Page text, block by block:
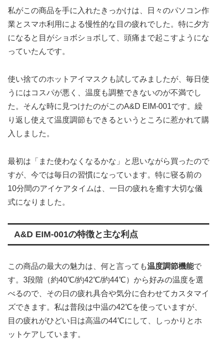
私がこの商品を手に入れたきっかけは、日々のパソコン作
業とスマホ利用による慢性的な目の疲れでした。特に夕方
になると目がショボショボして、頭痛まで起こすようにな
っていたんです。
使い捨てのホットアイマスクも試してみましたが、毎日使
うにはコスパが悪く、温度も調整できないのが不満でし
た。そんな時に見つけたのがこのA&D EIM-001です。繰
り返し使えて温度調節もできるというところに惹かれて購
入しました。
最初は「また使わなくなるかな」と思いながら買ったので
すが、今では毎日の習慣になっています。特に寝る前の
10分間のアイケアタイムは、一日の疲れを癒す大切な儀
式になりました。
A&D EIM-001の特徴と主な利点
この商品の最大の魅力は、何と言っても温度調節機能で
す。3段階（約40℃/約42℃/約44℃）から好みの温度を選
べるので、その日の疲れ具合や気分に合わせてカスタマイ
ズできます。私は普段は中温の42℃を使っていますが、
目の疲れがひどい日は高温の44℃にして、しっかりとホ
ットケアしています。